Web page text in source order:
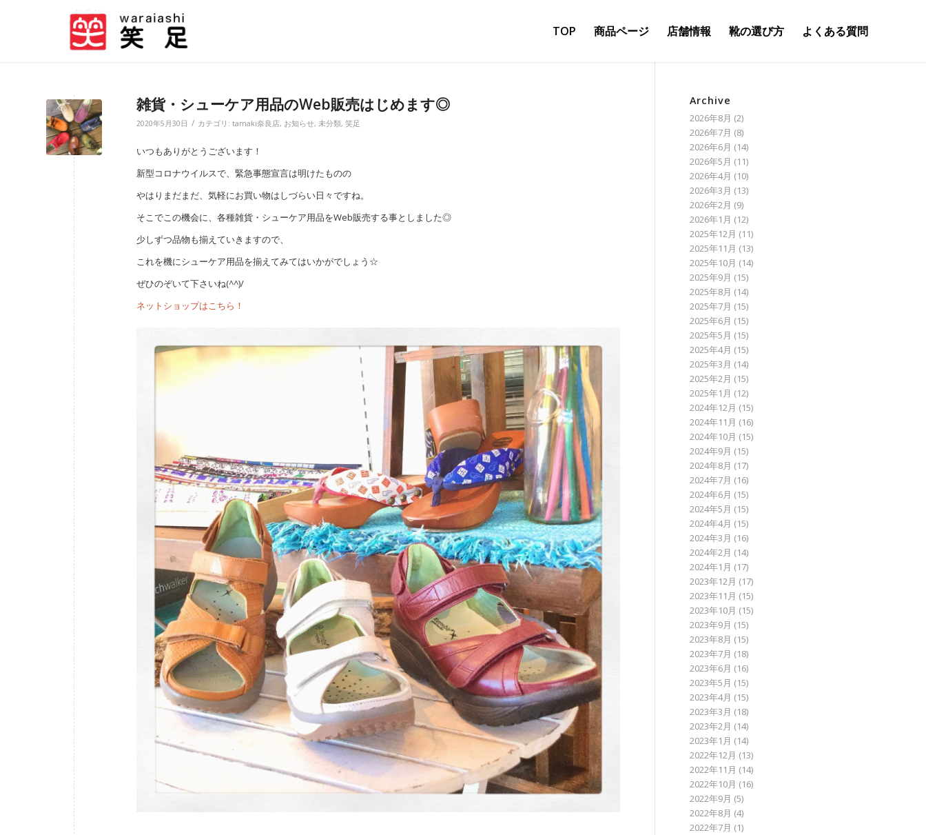
TOP 商品ページ 店舗情報 靴の選び方 よくある質問
雑貨・シューケア用品のWeb販売はじめます◎
2020年5月30日 / カテゴリ: tamaki奈良店, お知らせ, 未分類, 笑足
いつもありがとうございます！
新型コロナウイルスで、緊急事態宣言は明けたものの
やはりまだまだ、気軽にお買い物はしづらい日々ですね。
そこでこの機会に、各種雑貨・シューケア用品をWeb販売する事としました◎
少しずつ品物も揃えていきますので、
これを機にシューケア用品を揃えてみてはいかがでしょう☆
ぜひのぞいて下さいね(^^)/
ネットショップはこちら！
Archive
2026年8月 (2)
2026年7月 (8)
2026年6月 (14)
2026年5月 (11)
2026年4月 (10)
2026年3月 (13)
2026年2月 (9)
2026年1月 (12)
2025年12月 (11)
2025年11月 (13)
2025年10月 (14)
2025年9月 (15)
2025年8月 (14)
2025年7月 (15)
2025年6月 (15)
2025年5月 (15)
2025年4月 (15)
2025年3月 (14)
2025年2月 (15)
2025年1月 (12)
2024年12月 (15)
2024年11月 (16)
2024年10月 (15)
2024年9月 (15)
2024年8月 (17)
2024年7月 (16)
2024年6月 (15)
2024年5月 (15)
2024年4月 (15)
2024年3月 (16)
2024年2月 (14)
2024年1月 (17)
2023年12月 (17)
2023年11月 (15)
2023年10月 (15)
2023年9月 (15)
2023年8月 (15)
2023年7月 (18)
2023年6月 (16)
2023年5月 (15)
2023年4月 (15)
2023年3月 (18)
2023年2月 (14)
2023年1月 (14)
2022年12月 (13)
2022年11月 (14)
2022年10月 (16)
2022年9月 (5)
2022年8月 (4)
2022年7月 (1)